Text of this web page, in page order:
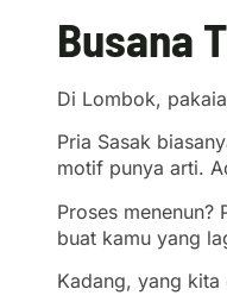
Busana
Di Lombok,
Pria Sasak
motif punya arti.
Proses
buat kamu yang
Kadang, yang